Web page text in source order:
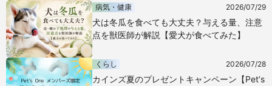
病気・健康 2026/07/29
犬は冬瓜を食べても大丈夫？与える量、注意
点を獣医師が解説【愛犬が食べてみた】
くらし 2026/07/28
カインズ夏のプレゼントキャンペーン【Pet’s